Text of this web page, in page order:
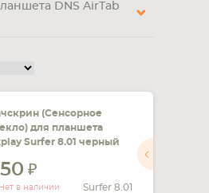
DNS AirTab
(Сенсорное
для планшета
Surfer 8.01 черный
Нет в наличии Surfer 8.01